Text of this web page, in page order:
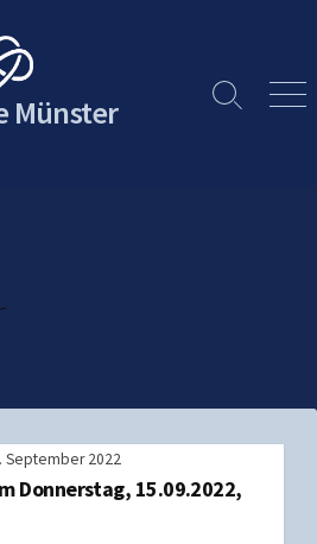
Münster
Search
September 2022
Donnerstag, 15.09.2022,